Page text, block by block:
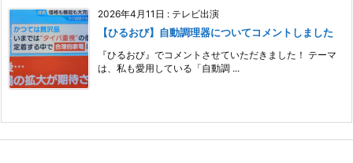
2026年4月11日 : テレビ出演
【ひるおび】自動調理器についてコメントしました
『ひるおび』でコメントさせていただきました！ テーマ
は、私も愛用している「自動調 ...